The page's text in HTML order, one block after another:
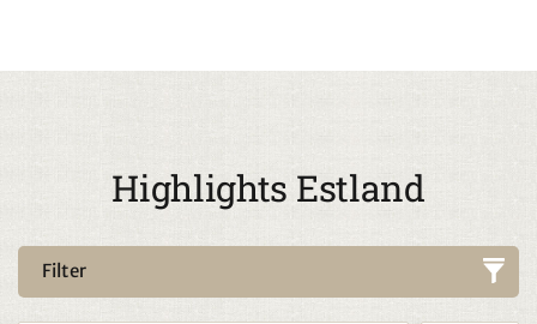
Highlights Estland
Filter